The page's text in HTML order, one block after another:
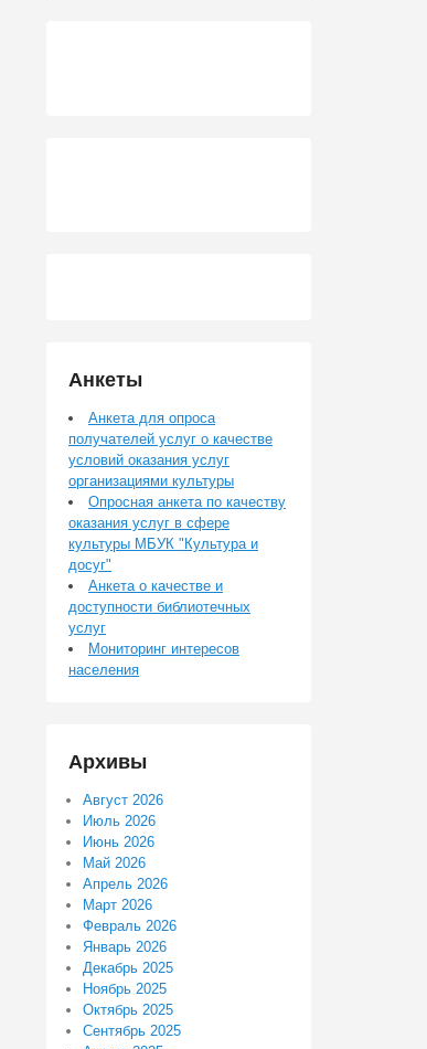
Анкеты
Анкета для опроса
получателей услуг о качестве
условий оказания услуг
организациями культуры
Опросная анкета по качеству
оказания услуг в сфере
культуры МБУК "Культура и
досуг"
Анкета о качестве и
доступности библиотечных
услуг
Мониторинг интересов
населения
Архивы
Август 2026
Июль 2026
Июнь 2026
Май 2026
Апрель 2026
Март 2026
Февраль 2026
Январь 2026
Декабрь 2025
Ноябрь 2025
Октябрь 2025
Сентябрь 2025